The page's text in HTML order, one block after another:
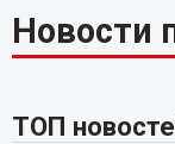
Новости
ТОП